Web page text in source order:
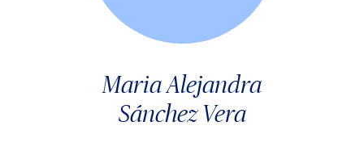
Maria Alejandra
Sánchez Vera